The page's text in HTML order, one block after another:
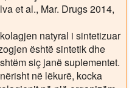
et al., Mar. Drugs 2014,
natyral i sintetizuar
është sintetik dhe
siç janë suplementet.
në lëkurë, kocka